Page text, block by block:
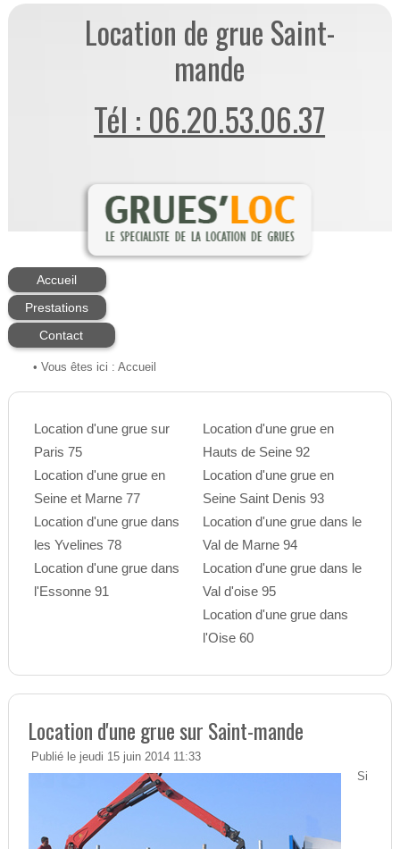
Location de grue Saint-
mande
Tél : 06.20.53.06.37
Accueil
Prestations
Contact
• Vous êtes ici : Accueil
Location d'une grue sur
Paris 75
Location d'une grue en
Seine et Marne 77
Location d'une grue dans
les Yvelines 78
Location d'une grue dans
l'Essonne 91
Location d'une grue en
Hauts de Seine 92
Location d'une grue en
Seine Saint Denis 93
Location d'une grue dans le
Val de Marne 94
Location d'une grue dans le
Val d'oise 95
Location d'une grue dans
l'Oise 60
Location d'une grue sur Saint-mande
Publié le jeudi 15 juin 2014 11:33
Si